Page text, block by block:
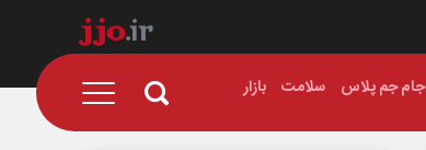
جام جم پلاس سلامت بازار